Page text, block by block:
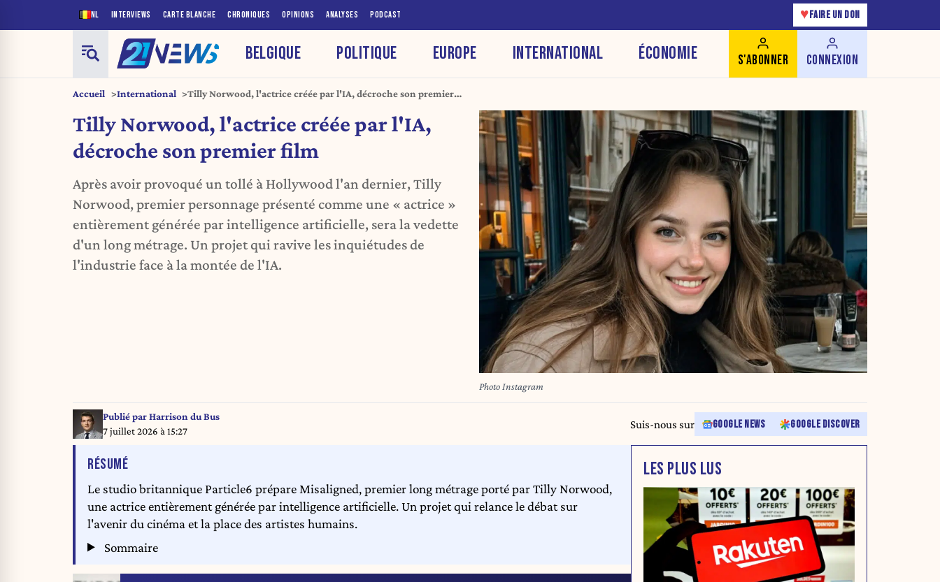
NL INTERVIEWS CARTE BLANCHE CHRONIQUES OPINIONS ANALYSES PODCAST ♥ FAIRE UN DON
BELGIQUE POLITIQUE EUROPE INTERNATIONAL ÉCONOMIE S'ABONNER CONNEXION
Accueil International
Tilly Norwood, l'actrice créée par l'IA, décroche son premier
Tilly Norwood, l'actrice créée par l'IA,
décroche son premier film
Après avoir provoqué un tollé à Hollywood l'an dernier, Tilly
Norwood, premier personnage présenté comme une « actrice »
entièrement générée par intelligence artificielle, sera la vedette
d'un long métrage. Un projet qui ravive les inquiétudes de
l'industrie face à la montée de l'IA.
Photo Instagram
Publié parHarrison du Bus
7 juillet 2026 à 15:27
Suis-nous sur GOOGLE NEWS GOOGLE DISCOVER
RÉSUMÉDE L'ARTICLE
Le studio britannique Particle6 prépare Misaligned, premier long métrage porté par Tilly Norwood,
une actrice entièrement générée par intelligence artificielle. Un projet qui relance le débat sur
l'avenir du cinéma et la place des artistes humains.
Sommaire
LES PLUS LUS